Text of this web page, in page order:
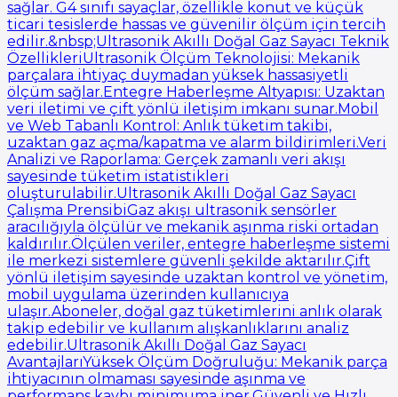
sağlar. G4 sınıfı sayaçlar, özellikle konut ve küçük
ticari tesislerde hassas ve güvenilir ölçüm için tercih
edilir.&nbsp;Ultrasonik Akıllı Doğal Gaz Sayacı Teknik
ÖzellikleriUltrasonik Ölçüm Teknolojisi: Mekanik
parçalara ihtiyaç duymadan yüksek hassasiyetli
ölçüm sağlar.Entegre Haberleşme Altyapısı: Uzaktan
veri iletimi ve çift yönlü iletişim imkanı sunar.Mobil
ve Web Tabanlı Kontrol: Anlık tüketim takibi,
uzaktan gaz açma/kapatma ve alarm bildirimleri.Veri
Analizi ve Raporlama: Gerçek zamanlı veri akışı
sayesinde tüketim istatistikleri
oluşturulabilir.Ultrasonik Akıllı Doğal Gaz Sayacı
Çalışma PrensibiGaz akışı ultrasonik sensörler
aracılığıyla ölçülür ve mekanik aşınma riski ortadan
kaldırılır.Ölçülen veriler, entegre haberleşme sistemi
ile merkezi sistemlere güvenli şekilde aktarılır.Çift
yönlü iletişim sayesinde uzaktan kontrol ve yönetim,
mobil uygulama üzerinden kullanıcıya
ulaşır.Aboneler, doğal gaz tüketimlerini anlık olarak
takip edebilir ve kullanım alışkanlıklarını analiz
edebilir.Ultrasonik Akıllı Doğal Gaz Sayacı
AvantajlarıYüksek Ölçüm Doğruluğu: Mekanik parça
ihtiyacının olmaması sayesinde aşınma ve